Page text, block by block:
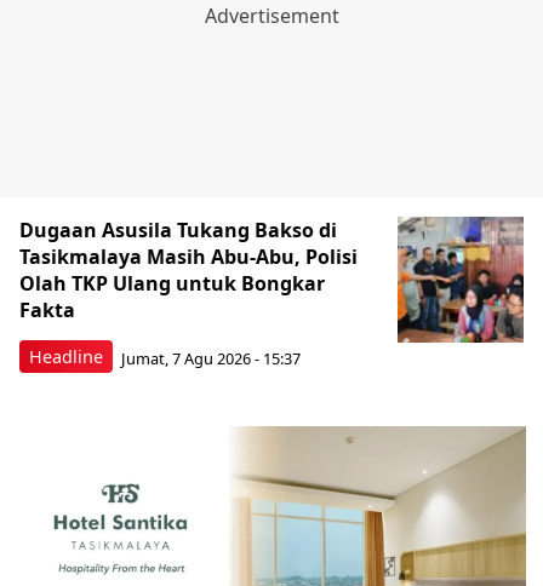
Headline
Dugaan Asusila Tukang Bakso di
Tasikmalaya Masih Abu-Abu, Polisi
Olah TKP Ulang untuk Bongkar
Fakta
Jumat, 7 Agu 2026 - 15:37